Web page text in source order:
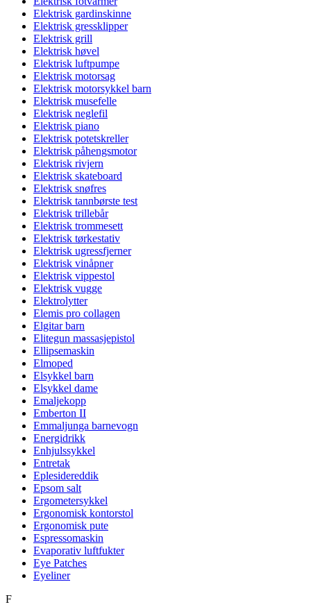
Elektrisk gardinskinne
Elektrisk gressklipper
Elektrisk grill
Elektrisk høvel
Elektrisk luftpumpe
Elektrisk motorsag
Elektrisk motorsykkel barn
Elektrisk musefelle
Elektrisk neglefil
Elektrisk piano
Elektrisk potetskreller
Elektrisk påhengsmotor
Elektrisk rivjern
Elektrisk skateboard
Elektrisk snøfres
Elektrisk tannbørste test
Elektrisk trillebår
Elektrisk trommesett
Elektrisk tørkestativ
Elektrisk ugressfjerner
Elektrisk vinåpner
Elektrisk vippestol
Elektrisk vugge
Elektrolytter
Elemis pro collagen
Elgitar barn
Elitegun massasjepistol
Ellipsemaskin
Elmoped
Elsykkel barn
Elsykkel dame
Emaljekopp
Emberton II
Emmaljunga barnevogn
Energidrikk
Enhjulssykkel
Entretak
Eplesidereddik
Epsom salt
Ergometersykkel
Ergonomisk kontorstol
Ergonomisk pute
Espressomaskin
Evaporativ luftfukter
Eye Patches
Eyeliner
F